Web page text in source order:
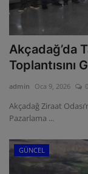
Akçadağ’da
Toplantısını
admin Oca 9, 2026 0
Akçadağ Ziraat
Pazarlama ...
GÜNCEL